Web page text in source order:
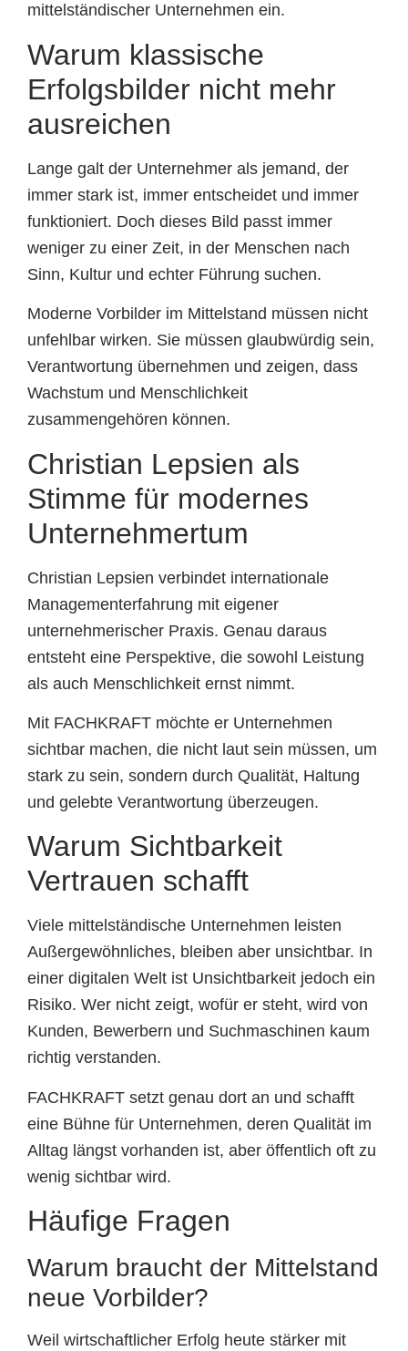
mittelständischer Unternehmen ein.
Warum klassische
Erfolgsbilder nicht mehr
ausreichen
Lange galt der Unternehmer als jemand, der
immer stark ist, immer entscheidet und immer
funktioniert. Doch dieses Bild passt immer
weniger zu einer Zeit, in der Menschen nach
Sinn, Kultur und echter Führung suchen.
Moderne Vorbilder im Mittelstand müssen nicht
unfehlbar wirken. Sie müssen glaubwürdig sein,
Verantwortung übernehmen und zeigen, dass
Wachstum und Menschlichkeit
zusammengehören können.
Christian Lepsien als
Stimme für modernes
Unternehmertum
Christian Lepsien verbindet internationale
Managementerfahrung mit eigener
unternehmerischer Praxis. Genau daraus
entsteht eine Perspektive, die sowohl Leistung
als auch Menschlichkeit ernst nimmt.
Mit FACHKRAFT möchte er Unternehmen
sichtbar machen, die nicht laut sein müssen, um
stark zu sein, sondern durch Qualität, Haltung
und gelebte Verantwortung überzeugen.
Warum Sichtbarkeit
Vertrauen schafft
Viele mittelständische Unternehmen leisten
Außergewöhnliches, bleiben aber unsichtbar. In
einer digitalen Welt ist Unsichtbarkeit jedoch ein
Risiko. Wer nicht zeigt, wofür er steht, wird von
Kunden, Bewerbern und Suchmaschinen kaum
richtig verstanden.
FACHKRAFT setzt genau dort an und schafft
eine Bühne für Unternehmen, deren Qualität im
Alltag längst vorhanden ist, aber öffentlich oft zu
wenig sichtbar wird.
Häufige Fragen
Warum braucht der Mittelstand
neue Vorbilder?
Weil wirtschaftlicher Erfolg heute stärker mit